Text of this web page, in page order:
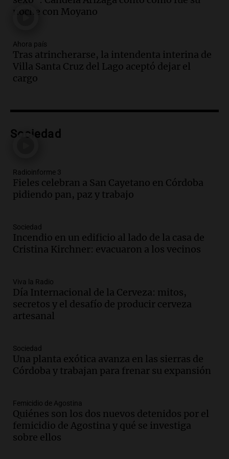
Audio. La inflación en Buenos Aires
Panorama Federal
Episodios
Audio.Descuentos de hasta 700.000
pesos en salarios docentes en Jujuy
Audio.Docentes de Jujuy denuncian
Panorama Federal
Episodios
Audio.Siniestro vial en Salta: una mujer
Panorama Federal
Episodios
Audio.Docentes de Jujuy enfrentan
sindicato
Panorama Federal
Episodios
Audio.
Panorama Federal
Episodios
Audio.
Trágico siniestro vial en Salta:
circunvalación Oeste
Panorama Federal
Episodios
Audio.La justicia reconoce el COVID
noche con Moyano
Ahora país
Tras atrincherarse, la intendenta interina de
Villa Santa Cruz del Lago aceptó dejar el
cargo
Sociedad
Radioinforme 3
Fieles celebran a San Cayetano en Córdoba
pidiendo pan, paz y trabajo
Sociedad
Incendio en un edificio al lado de la casa de
Cristina Kirchner: evacuaron a los vecinos
Viva la Radio
Día Internacional de la Cerveza: mitos,
secretos y el desafío de producir cerveza
artesanal
Sociedad
Una planta exótica avanza en las sierras de
Córdoba y trabajan para frenar su expansión
Femicidio de Agostina
Quiénes son los dos nuevos detenidos por el
femicidio de Agostina y qué se investiga
sobre ellos